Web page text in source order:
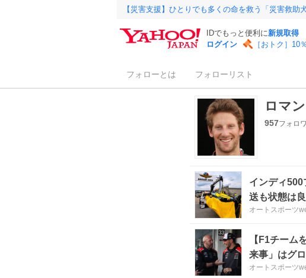
【災害支援】ひとりでも多くの命を救う「災害救助
IDでもっと便利に新規取得
ログイン
［おトク］10
フォローとは フォローリスト
ロマ
957フォロ
インディ
送も状態は
オートスポーツ
【F1チーム
来事」はグ
オートスポーツ